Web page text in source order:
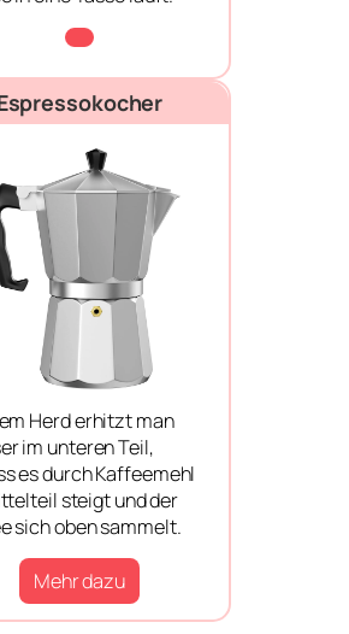
Herd erhitzt man
im unteren Teil,
es durch Kaffeemehl
steigt und der
sich oben sammelt.
Mehr dazu